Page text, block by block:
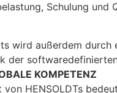
Schulung und
wird außerdem
der
KOMPETENZ
von HENSOLDTs